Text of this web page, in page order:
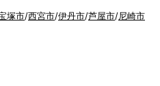
塚市/西宮市/伊丹市/芦屋市/尼崎市